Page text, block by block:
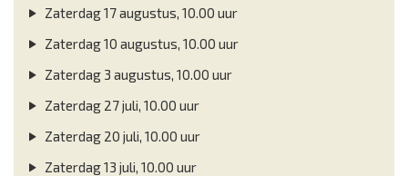
Zaterdag 17 augustus, 10.00 uur
Zaterdag 10 augustus, 10.00 uur
Zaterdag 3 augustus, 10.00 uur
Zaterdag 27 juli, 10.00 uur
Zaterdag 20 juli, 10.00 uur
Zaterdag 13 juli, 10.00 uur